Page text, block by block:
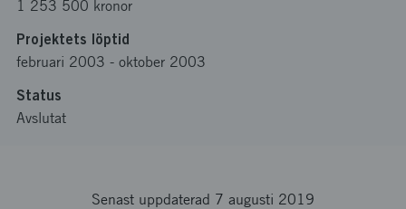
1 253 500 kronor
Projektets löptid
februari 2003 - oktober 2003
Status
Avslutat
Senast uppdaterad 7 augusti 2019